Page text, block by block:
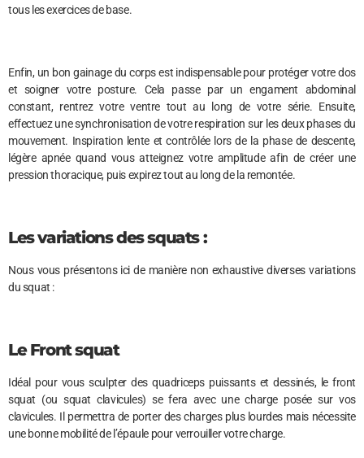
tous les exercices de base.
Enfin, un bon gainage du corps est indispensable pour protéger votre dos
et soigner votre posture. Cela passe par un engament abdominal
constant, rentrez votre ventre tout au long de votre série. Ensuite,
effectuez une synchronisation de votre respiration sur les deux phases du
mouvement. Inspiration lente et contrôlée lors de la phase de descente,
légère apnée quand vous atteignez votre amplitude afin de créer une
pression thoracique, puis expirez tout au long de la remontée.
Les variations des squats :
Nous vous présentons ici de manière non exhaustive diverses variations
du squat :
Le Front squat
Idéal pour vous sculpter des quadriceps puissants et dessinés, le front
squat (ou squat clavicules) se fera avec une charge posée sur vos
clavicules. Il permettra de porter des charges plus lourdes mais nécessite
une bonne mobilité de l’épaule pour verrouiller votre charge.